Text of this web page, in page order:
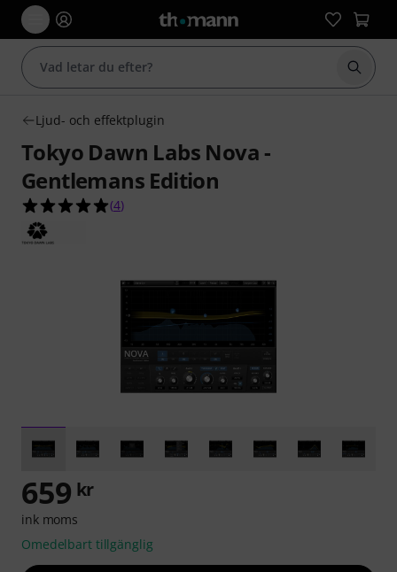
Börja
Ljud- och effektplugin
Tokyo Dawn Labs Nova -
Gentlemans Edition
5.0 av 5 stjärnor från 4 kundbetyg
(4)
659 kr
ink moms
Omedelbart tillgänglig